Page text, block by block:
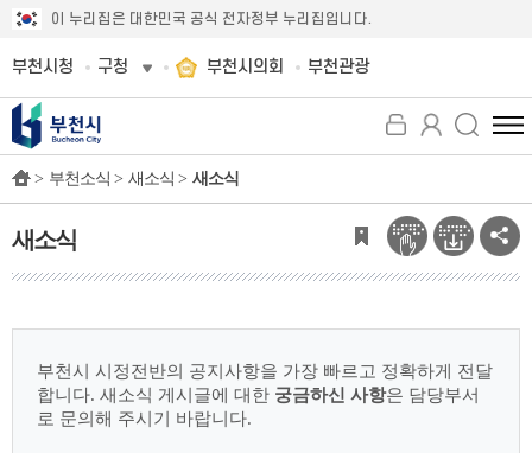
이 누리집은 대한민국 공식 전자정부 누리집입니다.
부천시청 구청 부천시의회 부천관광
전
체
뉴
보
기
> 부천소식 > 새소식 > 새소식
새소식
부천시 시정전반의 공지사항을 가장 빠르고 정확하게 전달
합니다. 새소식 게시글에 대한 궁금하신 사항은 담당부서
로 문의해 주시기 바랍니다.